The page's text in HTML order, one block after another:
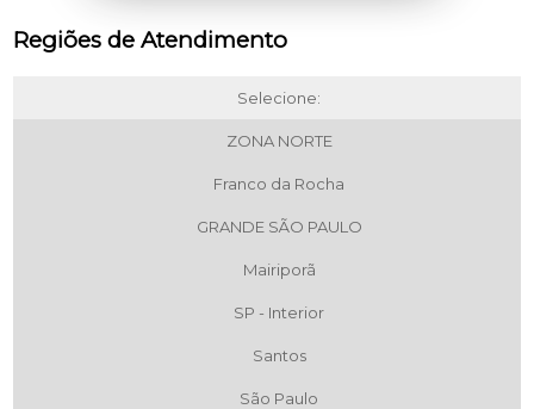
Regiões de Atendimento
Selecione:
ZONA NORTE
Franco da Rocha
GRANDE SÃO PAULO
Mairiporã
SP - Interior
Santos
São Paulo